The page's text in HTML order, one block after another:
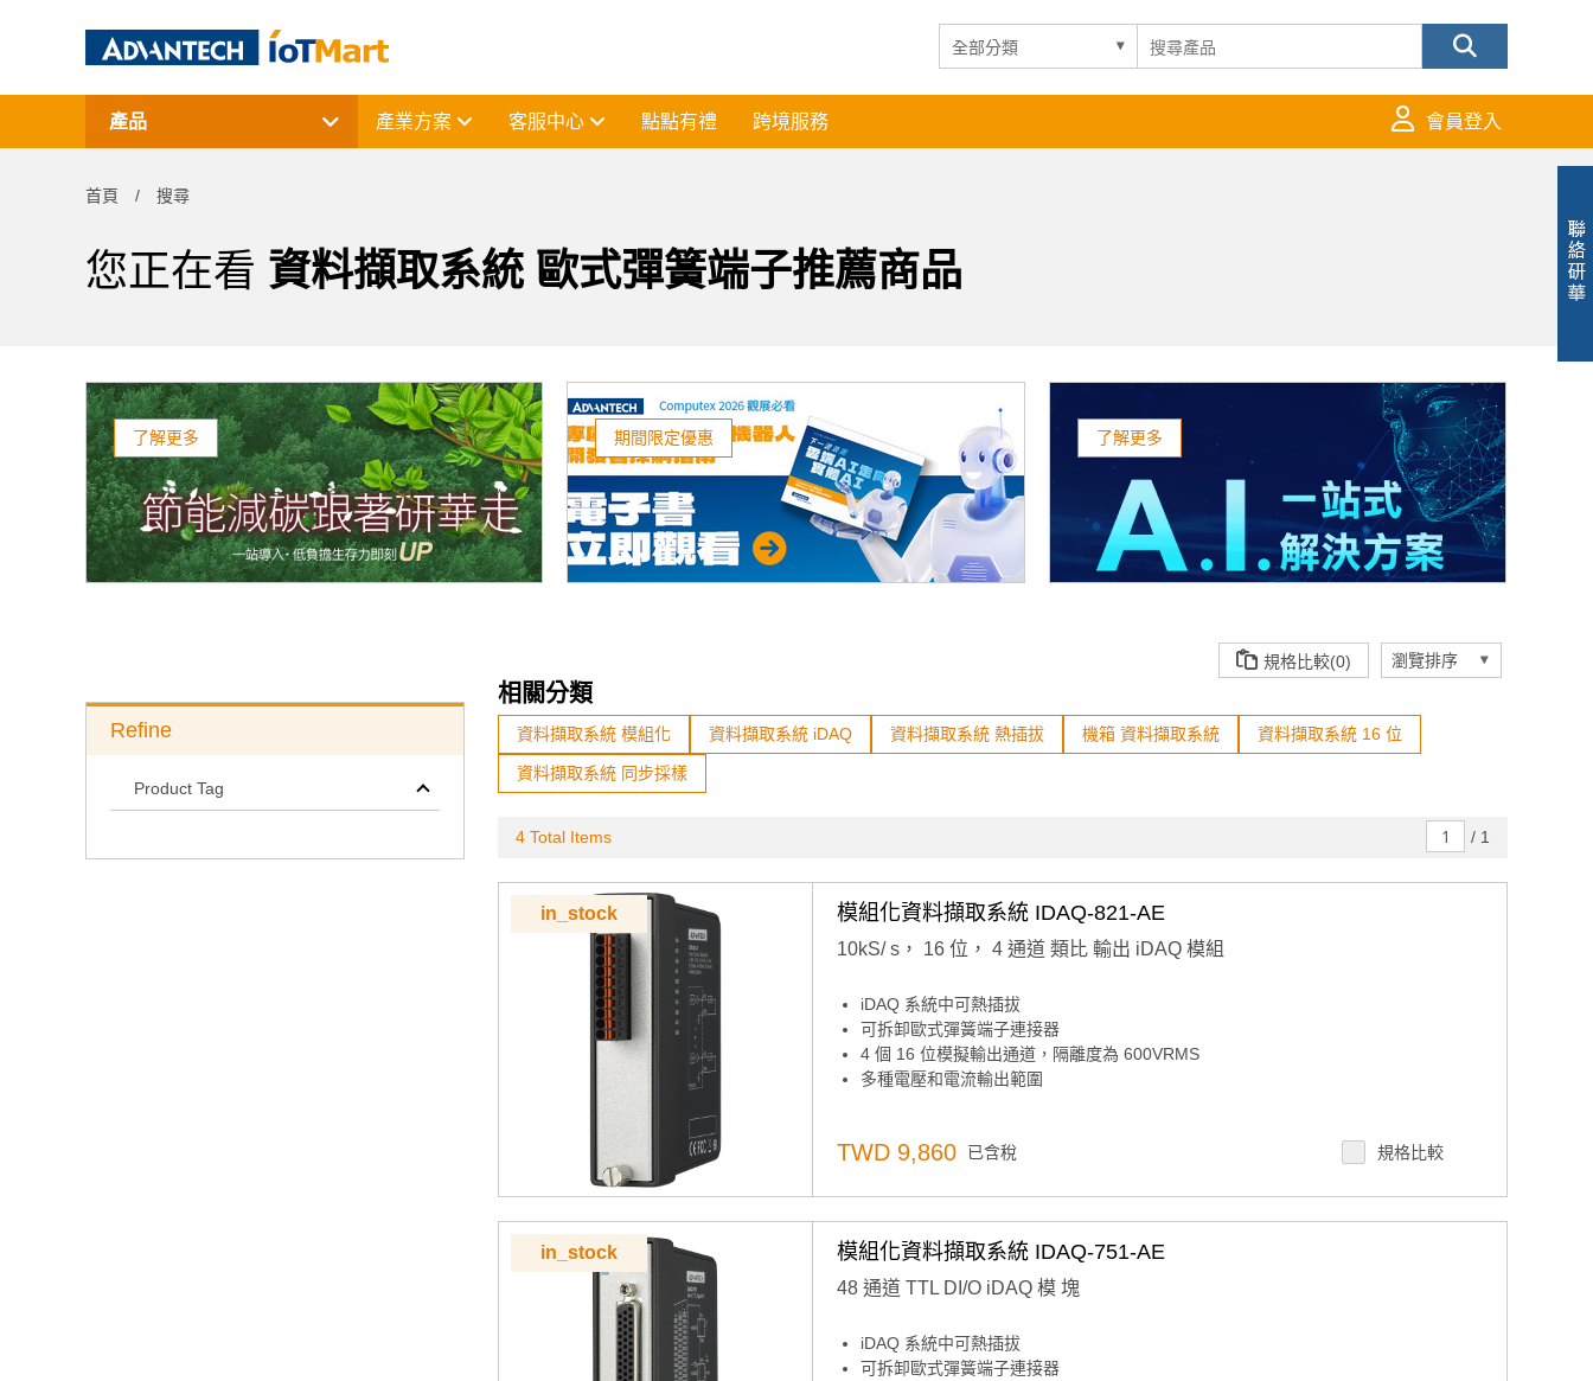
產品 產業方案 客服中心 點點有禮 跨境服務 會員登入
電腦平台
周邊應用組件
授權軟體與研華課程
首頁 搜尋
您正在看 資料擷取系統 歐式彈簧端子推薦商品
了解更多 期間限定優惠 了解更多
規格比較(0)
Refine
Product Tag
相關分類
資料擷取系統 模組化 資料擷取系統 iDAQ 資料擷取系統 熱插拔 機箱 資料擷取系統 資料擷取系統 16 位
資料擷取系統 同步採樣
4 Total Items / 1
in_stock 模組化資料擷取系統 IDAQ-821-AE
10kS/ s， 16 位， 4 通道 類比 輸出 iDAQ 模組
iDAQ 系統中可熱插拔
可拆卸歐式彈簧端子連接器
4 個 16 位模擬輸出通道，隔離度為 600VRMS
多種電壓和電流輸出範圍
TWD 9,860 已含稅 規格比較
in_stock 模組化資料擷取系統 IDAQ-751-AE
48 通道 TTL DI/O iDAQ 模 塊
iDAQ 系統中可熱插拔
可拆卸歐式彈簧端子連接器